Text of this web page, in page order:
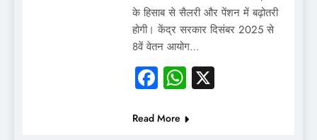
के हिसाब से सैलरी और पेंशन में बढ़ोतरी
होगी। केंद्र सरकार दिसंबर 2025 से
8वें वेतन आयोग…
Facebook
WhatsApp
X
Read More